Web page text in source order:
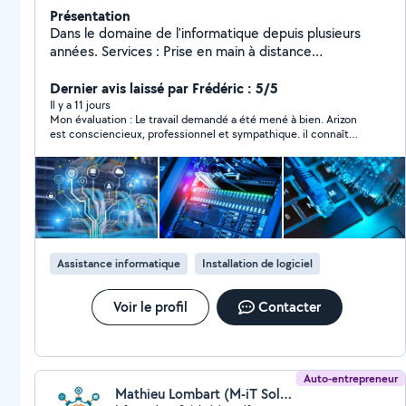
Présentation
Dans le domaine de l'informatique depuis plusieurs
années. Services : Prise en main à distance
Problèmes réseaux (internet, wifi) Imprimante
Ordinateur fixe et portable (Windows / Mac) Levée de
doute et nettoyage en cas d'intrusion (virus,
ransomware, spyware) Mises à jour Systèmes et
application Sécurisation du réseau et des équipements
connectés Formation concernant la bonne utilisation
des équipements (ordinateur, imprimante, logiciels)
Activation de la suite office 365 Pourquoi me choisir :
Prix clair Intervention rapide Solution adaptée selon la
problématique rencontrée
Dernier avis laissé par Frédéric : 5/5
Il y a 11 jours
Mon évaluation : Le travail demandé a été mené à bien. Arizon
est consciencieux, professionnel et sympathique. il connaît
prestations informatiques.
Assistance informatique Installation de logiciel
Voir le profil Contacter
Auto-entrepreneur
Mathieu Lombart (M-iT Solutions Informatiques)